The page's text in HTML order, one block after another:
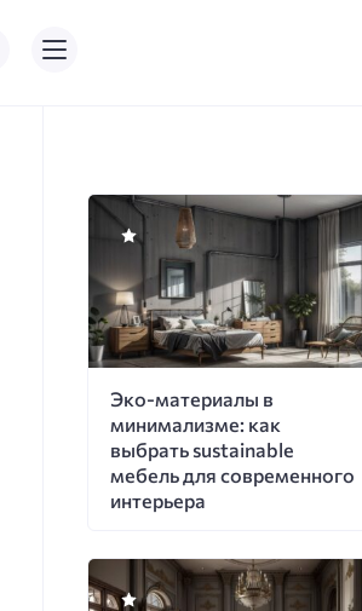
Эко-материалы в
минимализме: как
выбрать sustainable
мебель для современного
интерьера